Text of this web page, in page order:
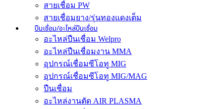
สายเชื่อม PW
สายเชื่อมยาง/รุ่นทองแดงเต็ม
ปืนเชื่อม/อะไหล่ปืนเชื่อม
อะไหล่ปืนเชื่อม Welpro
อะไหล่ปืนเชื่อมงาน MMA
อุปกรณ์เชื่อมซีโอทู MIG
อุปกรณ์เชื่อมซีโอทู MIG/MAG
ปืนเชื่อม
อะไหล่งานตัด AIR PLASMA